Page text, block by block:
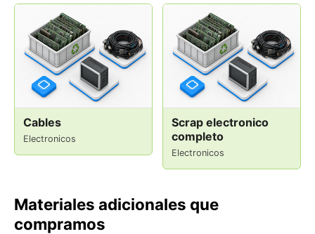
Cables
Electronicos
Scrap electronico
completo
Electronicos
Materiales adicionales que
compramos